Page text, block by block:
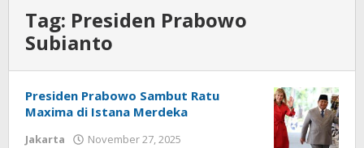
Tag: Presiden Prabowo
Subianto
Presiden Prabowo Sambut Ratu
Maxima di Istana Merdeka
Jakarta November 27, 2025